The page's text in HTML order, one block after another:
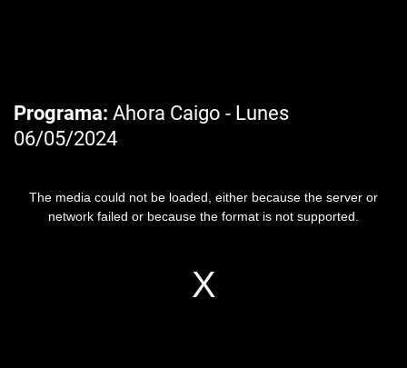
Programa Ahora Caigo - Lunes
06/05/2024
The media could not be loaded, either because the server or
network failed or because the format is not supported.